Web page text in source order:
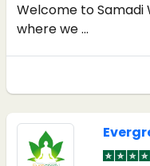
Welcome to Samadi
where we ...